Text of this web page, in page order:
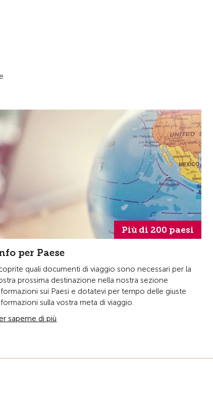
Più di 200 paesi
per Paese
quali documenti di viaggio sono necessari per la
prossima destinazione nella nostra sezione
sui Paesi e dotatevi per tempo delle giuste
sulla vostra meta di viaggio.
saperne di più